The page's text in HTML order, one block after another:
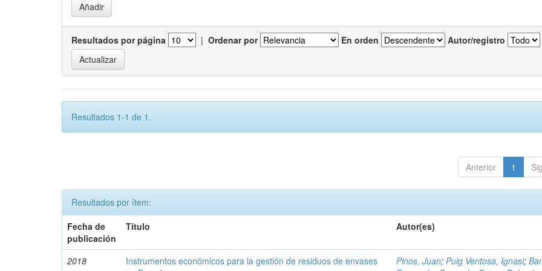
Resultados por página | Ordenar por En orden Autor/registro
Resultados 1-1 de 1.
Anterior 1
Resultados por ítem:
Fecha de
publicación
Título Autor(es)
2018
Instrumentos económicos para la gestión de residuos de envases
Pinos, Juan;Puig Ventosa, Ignasi;